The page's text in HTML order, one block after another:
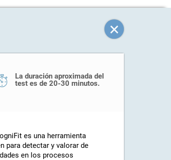
La duración aproximada del
test es de 20-30 minutos.
es una herramienta
para detectar y valorar de
en los procesos